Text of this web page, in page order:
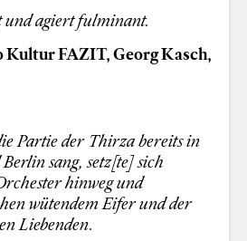
und agiert fulminant.
FAZIT, Georg Kasch,
Partie der Thirza bereits in
sang, setz[te] sich
hinweg und
wütendem Eifer und der
Liebenden.